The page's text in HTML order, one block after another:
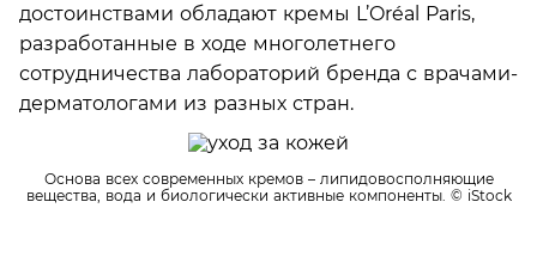
достоинствами обладают кремы L’Oréal Paris,
разработанные в ходе многолетнего
сотрудничества лабораторий бренда с врачами-
дерматологами из разных стран.
Основа всех современных кремов – липидовосполняющие
вещества, вода и биологически активные компоненты. © iStock